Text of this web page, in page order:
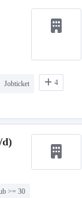
Jobticket 4
d)
>= 30